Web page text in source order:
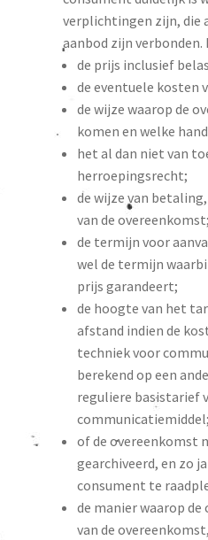
verplichtingen zijn, die
aanbod zijn
de prijs inclusief
de eventuele kosten
de wijze waarop de
komen en welke
het al dan niet van
herroepingsrecht;
de wijze van
van de overeenkomst;
de termijn voor
wel de termijn
prijs garandeert;
de hoogte van het
afstand indien de
techniek voor
berekend op een
reguliere basistarief
communicatiemiddel;
of de overeenkomst
gearchiveerd, en zo
consument te
de manier waarop
van de